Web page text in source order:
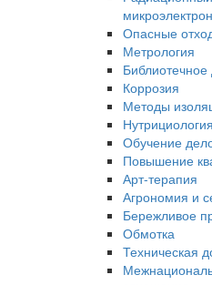
Опасные
Метрология
Библиотечное
Коррозия
Методы
Нутрициология
Обучение
Повышение
Арт-терапия
Агрономия и
Бережливое
Обмотка
Техническая